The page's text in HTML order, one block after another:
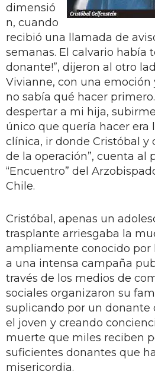
dimensió
n, cuando
recibió una llamada de
semanas. El calvario había
donante!”, dijeron al otro
Vivianne, con una emoción
no sabía qué hacer primero.
despertar a mi hija,
único que quería hacer era
clínica, ir donde Cristóbal y
de la operación”, cuenta al
“Encuentro” del
Chile.
Cristóbal, apenas un
trasplante arriesgaba la
ampliamente conocido por
a una intensa campaña
través de los medios de
sociales organizaron su
suplicando por un donante
el joven y creando
muerte que miles reciben
suficientes donantes que
misericordia.